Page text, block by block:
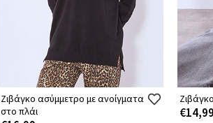
Ζιβάγκο ασύμμετρο με ανοίγματα
στο πλάι
€14,99